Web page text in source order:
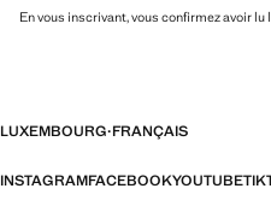
En vous inscrivant, vous confirmez avoir lu
LUXEMBOURG·FRANÇAIS
INSTAGRAMFACEBOOKYOUTUBE